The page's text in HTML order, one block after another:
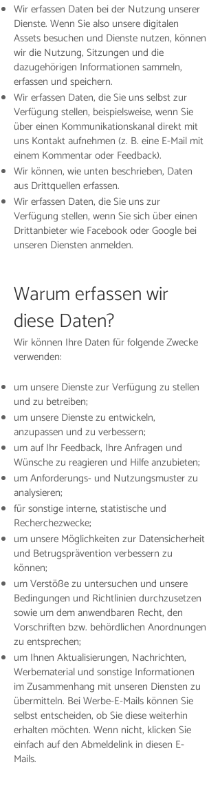
Wir erfassen Daten bei der Nutzung unserer
Dienste. Wenn Sie also unsere digitalen
Assets besuchen und Dienste nutzen, können
wir die Nutzung, Sitzungen und die
dazugehörigen Informationen sammeln,
erfassen und speichern.
Wir erfassen Daten, die Sie uns selbst zur
Verfügung stellen, beispielsweise, wenn Sie
über einen Kommunikationskanal direkt mit
uns Kontakt aufnehmen (z. B. eine E-Mail mit
einem Kommentar oder Feedback).
Wir können, wie unten beschrieben, Daten
aus Drittquellen erfassen.
Wir erfassen Daten, die Sie uns zur
Verfügung stellen, wenn Sie sich über einen
Drittanbieter wie Facebook oder Google bei
unseren Diensten anmelden.
Warum erfassen wir
diese Daten?
Wir können Ihre Daten für folgende Zwecke
verwenden:
um unsere Dienste zur Verfügung zu stellen
und zu betreiben;
um unsere Dienste zu entwickeln,
anzupassen und zu verbessern;
um auf Ihr Feedback, Ihre Anfragen und
Wünsche zu reagieren und Hilfe anzubieten;
um Anforderungs- und Nutzungsmuster zu
analysieren;
für sonstige interne, statistische und
Recherchezwecke;
um unsere Möglichkeiten zur Datensicherheit
und Betrugsprävention verbessern zu
können;
um Verstöße zu untersuchen und unsere
Bedingungen und Richtlinien durchzusetzen
sowie um dem anwendbaren Recht, den
Vorschriften bzw. behördlichen Anordnungen
zu entsprechen;
um Ihnen Aktualisierungen, Nachrichten,
Werbematerial und sonstige Informationen
im Zusammenhang mit unseren Diensten zu
übermitteln. Bei Werbe-E-Mails können Sie
selbst entscheiden, ob Sie diese weiterhin
erhalten möchten. Wenn nicht, klicken Sie
einfach auf den Abmeldelink in diesen E-
Mails.